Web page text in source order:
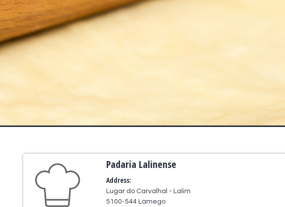
Padaria Lalinense
Address:
Lugar do Carvalhal - Lalim
5100-544 Lamego